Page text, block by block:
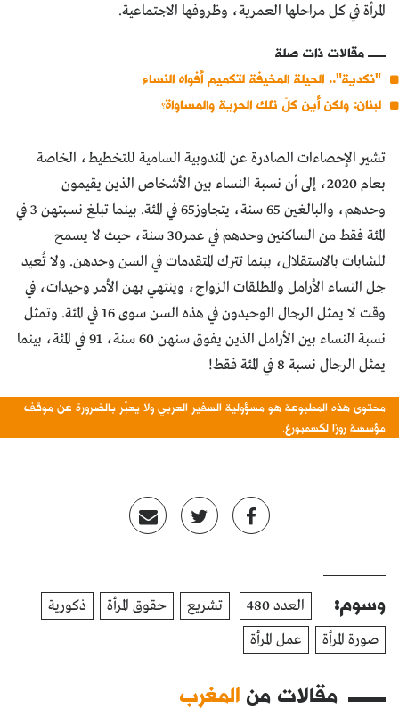
المرأة في كل مراحلها العمرية، وظروفها الاجتماعية.
مقالات ذات صلة
"نكدية".. الحيلة المخيفة لتكميم أفواه النساء
لبنان: ولكن أين كلّ تلك الحرية والمساواة؟
تشير الإحصاءات الصادرة عن المندوبية السامية للتخطيط، الخاصة
بعام 2020، إلى أن نسبة النساء بين الأشخاص الذين يقيمون
وحدهم، والبالغين 65 سنة، يتجاوز65 في المئة. بينما تبلغ نسبتهن 3 في
المئة فقط من الساكنين وحدهم في عمر30 سنة، حيث لا يسمح
للشابات بالاستقلال، بينما تترك المتقدمات في السن وحدهن. ولا تُعيد
جل النساء الأرامل والمطلقات الزواج، وينتهي بهن الأمر وحيدات، في
وقت لا يمثل الرجال الوحيدون في هذه السن سوى 16 في المئة. وتمثل
نسبة النساء بين الأرامل الذين يفوق سنهن 60 سنة، 91 في المئة، بينما
يمثل الرجال نسبة 8 في المئة فقط!
محتوى هذه المطبوعة هو مسؤولية السفير العربي ولا يعبّر بالضرورة عن موقف
مؤسسة روزا لكسمبورغ.
وسوم: العدد 480 تشريع حقوق المرأة
ذكورية
صورة المرأة
عمل المرأة
مقالات منالمغرب